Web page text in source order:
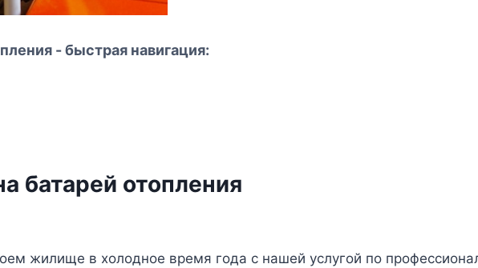
- быстрая навигация:
батарей отопления
жилище в холодное время года с нашей услугой по